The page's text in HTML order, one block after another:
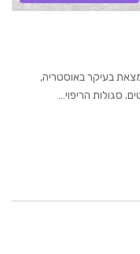
בעיקר באוסטריה,
סגולות הריפוי…